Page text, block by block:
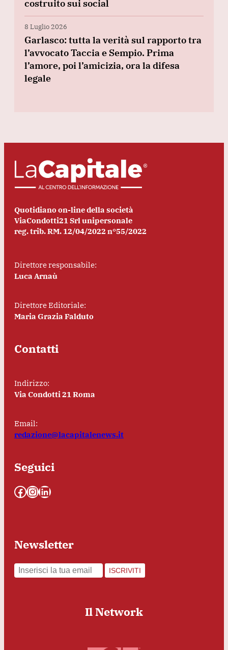
costruito sui social
8 Luglio 2026
Garlasco: tutta la verità sul rapporto tra
l’avvocato Taccia e Sempio. Prima
l’amore, poi l’amicizia, ora la difesa
legale
Quotidiano on-line della società
ViaCondotti21 Srl unipersonale
reg. trib. RM. 12/04/2022 n°55/2022
Direttore responsabile:
Luca Arnaù
Direttore Editoriale:
Maria Grazia Falduto
Contatti
Indirizzo:
Via Condotti 21 Roma
Email:
redazione@lacapitalenews.it
Seguici
Facebook InstagramLinkedIn
Newsletter
ISCRIVITI
Il Network